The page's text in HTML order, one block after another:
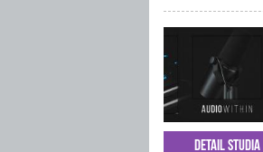
Detail studia